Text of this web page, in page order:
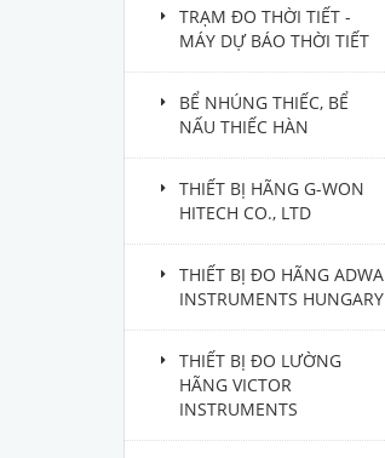
TRẠM ĐO THỜI TIẾT -
MÁY DỰ BÁO THỜI TIẾT
BỂ NHÚNG THIẾC, BỂ
NẤU THIẾC HÀN
THIẾT BỊ HÃNG G-WON
HITECH CO., LTD
THIẾT BỊ ĐO HÃNG ADWA
INSTRUMENTS HUNGARY
THIẾT BỊ ĐO LƯỜNG
HÃNG VICTOR
INSTRUMENTS